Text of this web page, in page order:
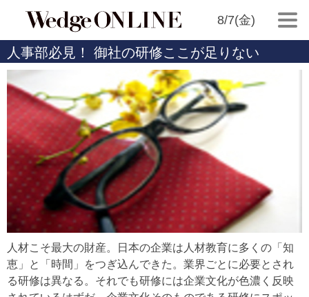
8/7(金)
人事部必見！ 御社の研修ここが足りない
人材こそ最大の財産。日本の企業は人材教育に多くの「知
恵」と「時間」をつぎ込んできた。業界ごとに必要とされ
る研修は異なる。それでも研修には企業文化が色濃く反映